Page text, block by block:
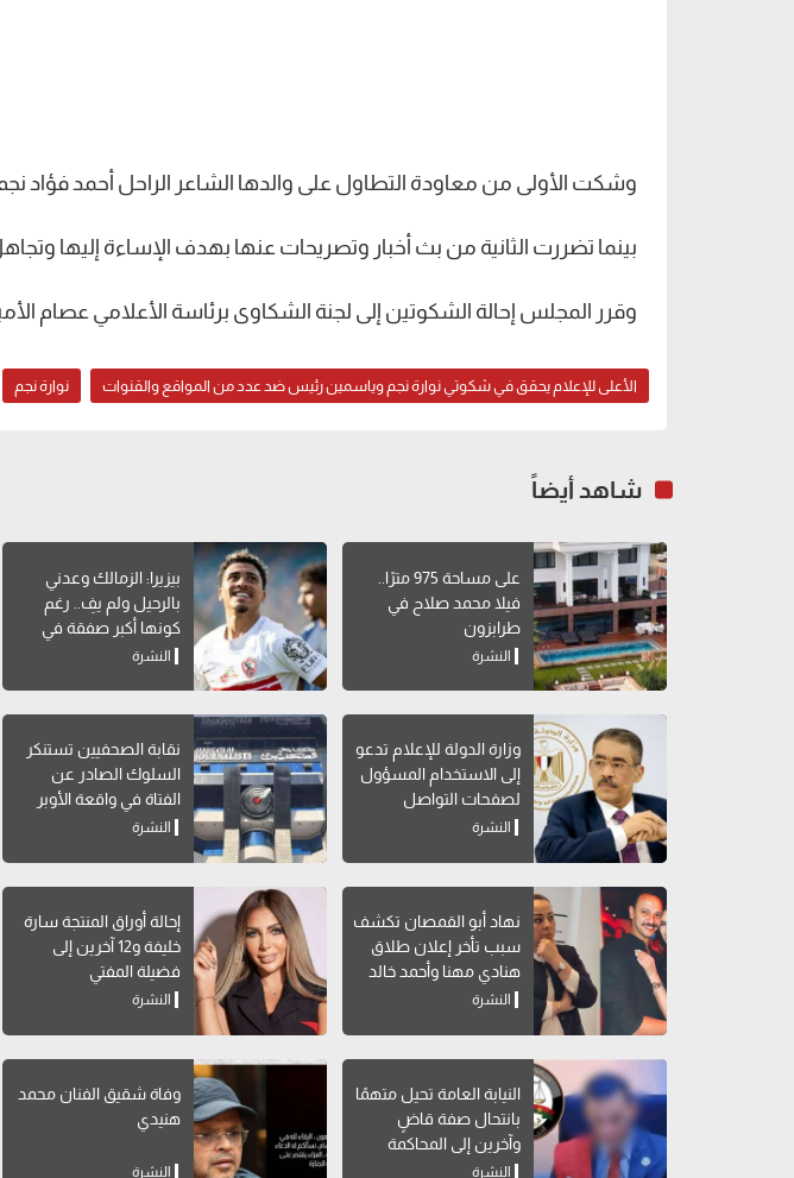
وشكت الأولى من معاودة التطاول على والدها الشاعر الراحل أحمد فؤاد
بينما تضررت الثانية من بث أخبار وتصريحات عنها بهدف الإساءة إليها
وقرر المجلس إحالة الشكوتين إلى لجنة الشكاوى برئاسة الأعلامي عصام
الأعلى للإعلام يحقق في شكوتي نوارة نجم وياسمين رئيس ضد عدد من المواقع والقنوات نوارة نجم
شاهد أيضاً
على مساحة 975 مترًا..
فيلا محمد صلاح في
طرابزون
النشرة
بيزيرا: الزمالك وعدني
بالرحيل ولم يفِ.. رغم
كونها أكبر صفقة في
تاريخه
النشرة
وزارة الدولة للإعلام تدعو
إلى الاستخدام المسؤول
لصفحات التواصل
الاجتماعي
النشرة
نقابة الصحفيين تستنكر
السلوك الصادر عن
الفتاة في واقعة الأوبر
النشرة
نهاد أبو القمصان تكشف
سبب تأخر إعلان طلاق
هنادي مهنا وأحمد خالد
صالحالنشرة
إحالة أوراق المنتجة سارة
خليفة و12 آخرين إلى
فضيلة المفتي
النشرة
النيابة العامة تحيل متهمًا
بانتحال صفة قاضٍ
وآخرين إلى المحاكمة
النشرة
وفاة شقيق الفنان محمد
هنيدي
النشرة